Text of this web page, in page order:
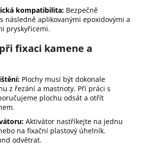
kompatibilita: Bezpečně
následně aplikovanými epoxidovými a
pryskyřicemi.
fixaci kamene a
Plochy musí být dokonale
z řezání a mastnoty. Při práci s
plochu odsát a otřít
Aktivátor nastříkejte na jednu
na fixační plastový úhelník.
odvětrat.